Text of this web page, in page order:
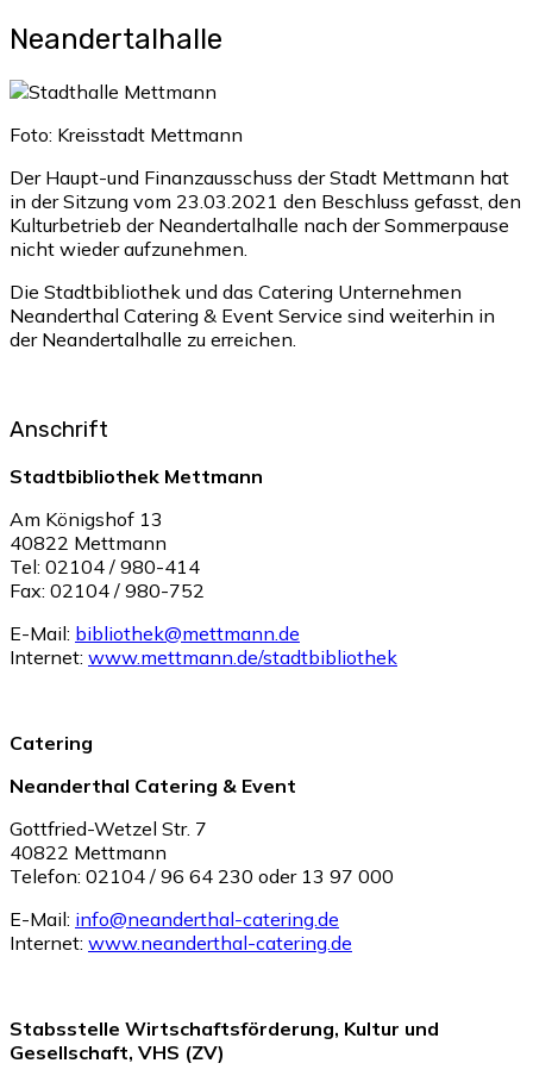
Neandertalhalle
Foto: Kreisstadt Mettmann
Der Haupt-und Finanzausschuss der Stadt Mettmann hat
in der Sitzung vom 23.03.2021 den Beschluss gefasst, den
Kulturbetrieb der Neandertalhalle nach der Sommerpause
nicht wieder aufzunehmen.
Die Stadtbibliothek und das Catering Unternehmen
Neanderthal Catering & Event Service sind weiterhin in
der Neandertalhalle zu erreichen.
Anschrift
Stadtbibliothek Mettmann
Am Königshof 13
40822 Mettmann
Tel: 02104 / 980-414
Fax: 02104 / 980-752
E-Mail: bibliothek@mettmann.de
Internet: www.mettmann.de/stadtbibliothek
Catering
Neanderthal Catering & Event
Gottfried-Wetzel Str. 7
40822 Mettmann
Telefon: 02104 / 96 64 230 oder 13 97 000
E-Mail: info@neanderthal-catering.de
Internet: www.neanderthal-catering.de
Stabsstelle Wirtschaftsförderung, Kultur und
Gesellschaft, VHS (ZV)